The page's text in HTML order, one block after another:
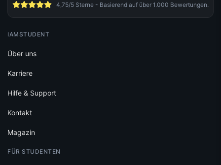
4,75/5 Sterne - Basierend auf über 1.000 Bewertungen.
IAMSTUDENT
Über uns
Karriere
Hilfe & Support
Kontakt
Magazin
FÜR STUDENTEN